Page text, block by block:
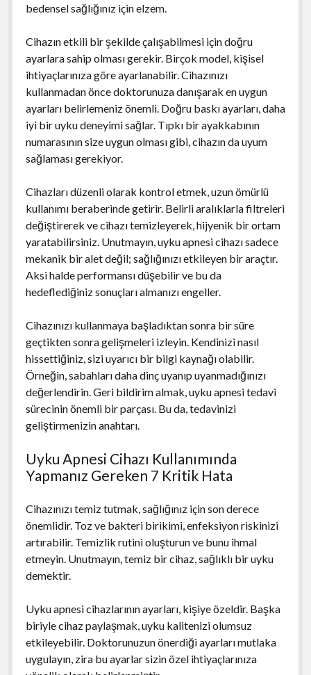
bedensel sağlığınız için elzem.
Cihazın etkili bir şekilde çalışabilmesi için doğru
ayarlara sahip olması gerekir. Birçok model, kişisel
ihtiyaçlarınıza göre ayarlanabilir. Cihazınızı
kullanmadan önce doktorunuza danışarak en uygun
ayarları belirlemeniz önemli. Doğru baskı ayarları, daha
iyi bir uyku deneyimi sağlar. Tıpkı bir ayakkabının
numarasının size uygun olması gibi, cihazın da uyum
sağlaması gerekiyor.
Cihazları düzenli olarak kontrol etmek, uzun ömürlü
kullanımı beraberinde getirir. Belirli aralıklarla filtreleri
değiştirerek ve cihazı temizleyerek, hijyenik bir ortam
yaratabilirsiniz. Unutmayın, uyku apnesi cihazı sadece
mekanik bir alet değil; sağlığınızı etkileyen bir araçtır.
Aksi halde performansı düşebilir ve bu da
hedeflediğiniz sonuçları almanızı engeller.
Cihazınızı kullanmaya başladıktan sonra bir süre
geçtikten sonra gelişmeleri izleyin. Kendinizi nasıl
hissettiğiniz, sizi uyarıcı bir bilgi kaynağı olabilir.
Örneğin, sabahları daha dinç uyanıp uyanmadığınızı
değerlendirin. Geri bildirim almak, uyku apnesi tedavi
sürecinin önemli bir parçası. Bu da, tedavinizi
geliştirmenizin anahtarı.
Uyku Apnesi Cihazı Kullanımında
Yapmanız Gereken 7 Kritik Hata
Cihazınızı temiz tutmak, sağlığınız için son derece
önemlidir. Toz ve bakteri birikimi, enfeksiyon riskinizi
artırabilir. Temizlik rutini oluşturun ve bunu ihmal
etmeyin. Unutmayın, temiz bir cihaz, sağlıklı bir uyku
demektir.
Uyku apnesi cihazlarının ayarları, kişiye özeldir. Başka
biriyle cihaz paylaşmak, uyku kalitenizi olumsuz
etkileyebilir. Doktorunuzun önerdiği ayarları mutlaka
uygulayın, zira bu ayarlar sizin özel ihtiyaçlarınıza